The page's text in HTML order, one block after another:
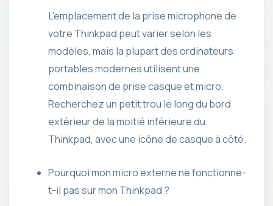
L’emplacement de la prise microphone de
votre Thinkpad peut varier selon les
modèles, mais la plupart des ordinateurs
portables modernes utilisent une
combinaison de prise casque et micro.
Recherchez un petit trou le long du bord
extérieur de la moitié inférieure du
Thinkpad, avec une icône de casque à côté.
Pourquoi mon micro externe ne fonctionne-
t-il pas sur mon Thinkpad ?